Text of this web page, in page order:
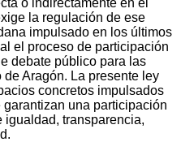
o indirectamente en el
la regulación de ese
impulsado en los últimos
el proceso de participación
debate público para las
Aragón. La presente ley
concretos impulsados
una participación
transparencia,